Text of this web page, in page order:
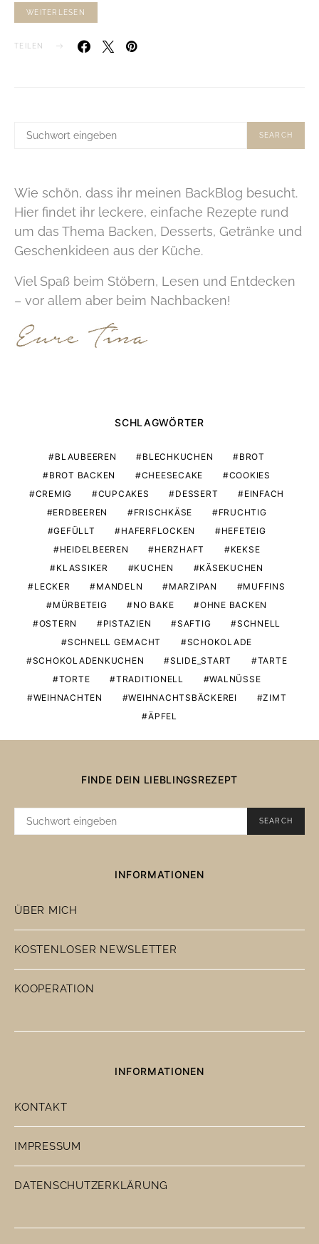
WEITERLESEN
TEILEN
SUCHE
SEARCH
Wie schön, dass ihr meinen BackBlog besucht.
Hier findet ihr leckere, einfache Rezepte rund
um das Thema Backen, Desserts, Getränke und
Geschenkideen aus der Küche.
Viel Spaß beim Stöbern, Lesen und Entdecken
– vor allem aber beim Nachbacken!
SCHLAGWÖRTER
BLAUBEEREN BLECHKUCHEN
BROT
BROT BACKEN
CHEESECAKE
COOKIES
CREMIG
CUPCAKES DESSERT
EINFACH
ERDBEEREN
FRISCHKÄSE
FRUCHTIG
GEFÜLLT
HAFERFLOCKEN
HEFETEIG
HEIDELBEEREN
HERZHAFT
KEKSE
KLASSIKER
KUCHEN
KÄSEKUCHEN
LECKER
MANDELN MARZIPAN
MUFFINS
MÜRBETEIG
NO BAKE
OHNE BACKEN
OSTERN
PISTAZIEN SAFTIG
SCHNELL
SCHNELL GEMACHT
SCHOKOLADE
SCHOKOLADENKUCHEN
SLIDE_START
TARTE
TORTE
TRADITIONELL
WALNÜSSE
WEIHNACHTEN
WEIHNACHTSBÄCKEREI
ZIMT
ÄPFEL
FINDE DEIN LIEBLINGSREZEPT
SUCHE
SEARCH
INFORMATIONEN
ÜBER MICH
KOSTENLOSER NEWSLETTER
KOOPERATION
INFORMATIONEN
KONTAKT
IMPRESSUM
DATENSCHUTZERKLÄRUNG